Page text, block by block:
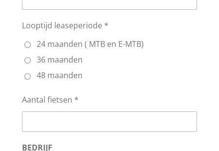
Looptijd leaseperiode *
24 maanden ( MTB en E-MTB)
36 maanden
48 maanden
Aantal fietsen *
BEDRIJF